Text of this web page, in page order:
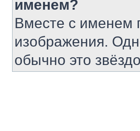
именем?
Вместе с именем
изображения.
обычно это